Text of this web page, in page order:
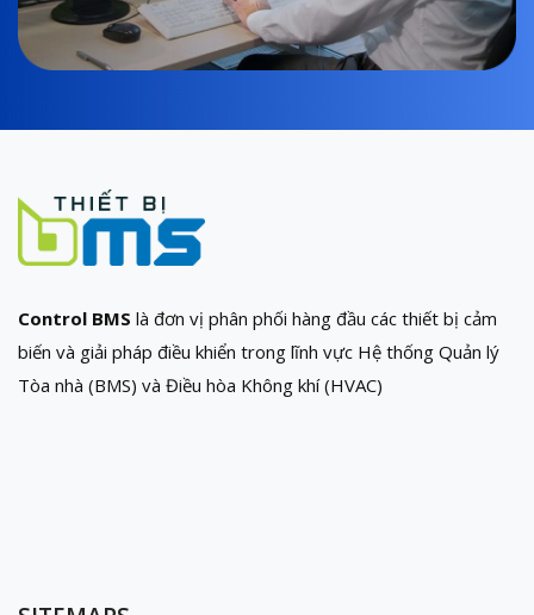
Control BMS là đơn vị phân phối hàng đầu các thiết bị cảm
biến và giải pháp điều khiển trong lĩnh vực Hệ thống Quản lý
Tòa nhà (BMS) và Điều hòa Không khí (HVAC)